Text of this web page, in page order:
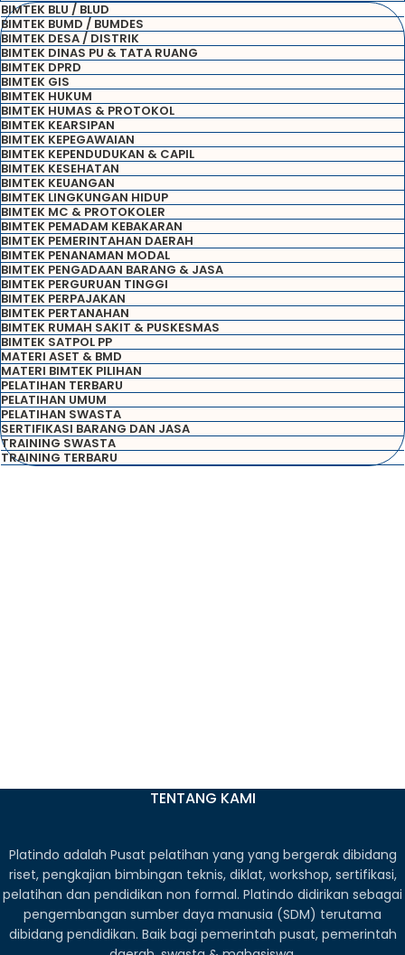
BIMTEK BLU / BLUD
BIMTEK BUMD / BUMDES
BIMTEK DESA / DISTRIK
BIMTEK DINAS PU & TATA RUANG
BIMTEK DPRD
BIMTEK GIS
BIMTEK HUKUM
BIMTEK HUMAS & PROTOKOL
BIMTEK KEARSIPAN
BIMTEK KEPEGAWAIAN
BIMTEK KEPENDUDUKAN & CAPIL
BIMTEK KESEHATAN
BIMTEK KEUANGAN
BIMTEK LINGKUNGAN HIDUP
BIMTEK MC & PROTOKOLER
BIMTEK PEMADAM KEBAKARAN
BIMTEK PEMERINTAHAN DAERAH
BIMTEK PENANAMAN MODAL
BIMTEK PENGADAAN BARANG & JASA
BIMTEK PERGURUAN TINGGI
BIMTEK PERPAJAKAN
BIMTEK PERTANAHAN
BIMTEK RUMAH SAKIT & PUSKESMAS
BIMTEK SATPOL PP
MATERI ASET & BMD
MATERI BIMTEK PILIHAN
PELATIHAN TERBARU
PELATIHAN UMUM
PELATIHAN SWASTA
SERTIFIKASI BARANG DAN JASA
TRAINING SWASTA
TRAINING TERBARU
TENTANG KAMI
Platindo adalah Pusat pelatihan yang yang bergerak dibidang
riset, pengkajian bimbingan teknis, diklat, workshop, sertifikasi,
pelatihan dan pendidikan non formal. Platindo didirikan sebagai
pengembangan sumber daya manusia (SDM) terutama
dibidang pendidikan. Baik bagi pemerintah pusat, pemerintah